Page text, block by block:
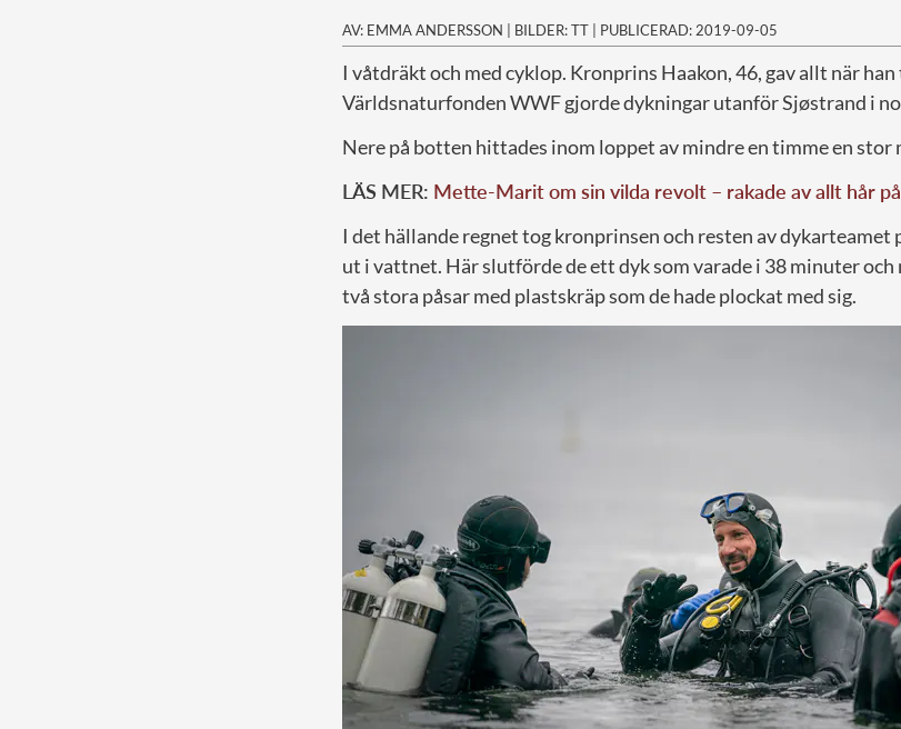
AV: EMMA ANDERSSON | BILDER: TT | PUBLICERAD: 2019-09-05
I våtdräkt och med cyklop. Kronprins Haakon, 46, gav allt när
Världsnaturfonden WWF gjorde dykningar utanför Sjøstrand i
Nere på botten hittades inom loppet av mindre en timme en stor
LÄS MER: Mette-Marit om sin vilda revolt – rakade av allt hår
I det hällande regnet tog kronprinsen och resten av dykarteamet
ut i vattnet. Här slutförde de ett dyk som varade i 38 minuter och
två stora påsar med plastskräp som de hade plockat med sig.